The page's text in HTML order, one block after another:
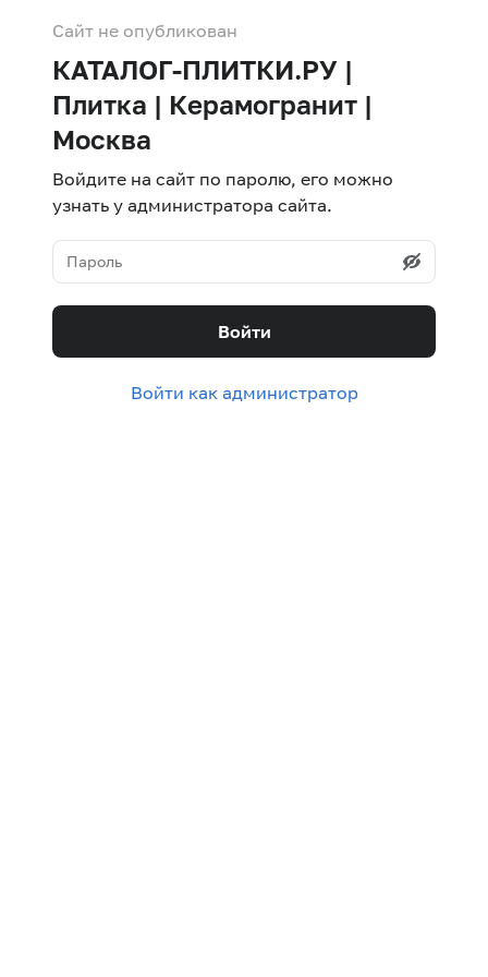
Сайт не опубликован
КАТАЛОГ-ПЛИТКИ.РУ |
Плитка | Керамогранит |
Москва
Войдите на сайт по паролю, его можно
узнать у администратора сайта.
Войти
Войти как администратор